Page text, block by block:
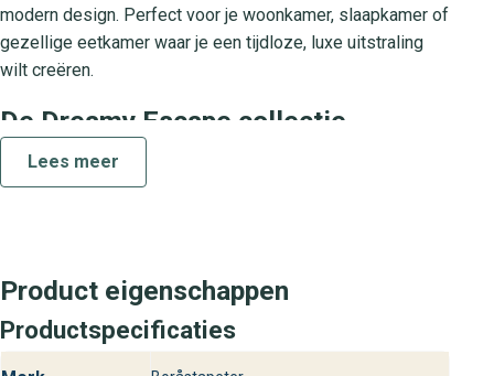
modern design. Perfect voor je woonkamer, slaapkamer of
gezellige eetkamer waar je een tijdloze, luxe uitstraling
wilt creëren.
De Dreamy Escape collectie
Dreamy Escape is een collectie die je meeneemt naar een
wereld van verfijnde elegantie en nostalgie. Elk dessin is
aansluit bij diverse woonstijlen.
Praktische kenmerken
Lees meer
Product eigenschappen
Productspecificaties